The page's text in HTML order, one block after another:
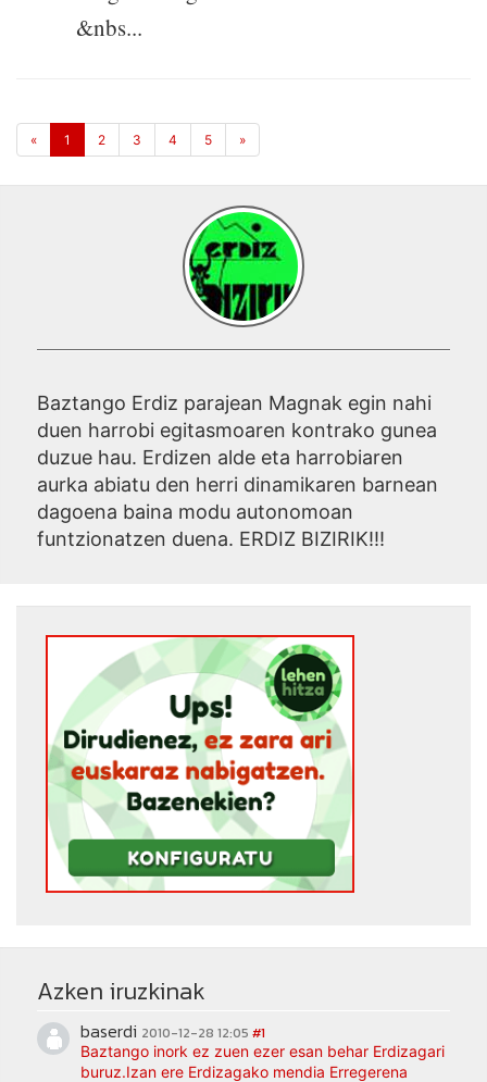
&nbs...
« 1 2 3 4 5 »
Baztango Erdiz parajean Magnak egin nahi
duen harrobi egitasmoaren kontrako gunea
duzue hau. Erdizen alde eta harrobiaren
aurka abiatu den herri dinamikaren barnean
dagoena baina modu autonomoan
funtzionatzen duena. ERDIZ BIZIRIK!!!
Azken iruzkinak
baserdi 2010-12-28 12:05 #1
Baztango inork ez zuen ezer esan behar Erdizagari
buruz.Izan ere Erdizagako mendia Erregerena